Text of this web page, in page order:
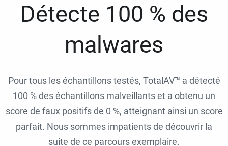
Détecte 100 % des
malwares
Pour tous les échantillons testés, TotalAV™ a détecté
100 % des échantillons malveillants et a obtenu un
score de faux positifs de 0 %, atteignant ainsi un score
parfait. Nous sommes impatients de découvrir la
suite de ce parcours exemplaire.